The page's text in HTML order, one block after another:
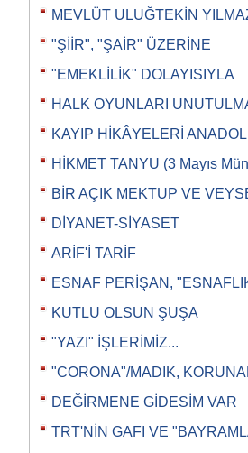
MEVLÜT ULUĞTEKİN
"ŞİİR", "ŞAİR" ÜZERİNE
"EMEKLİLİK" DOLAYISIYLA
HALK OYUNLARI
KAYIP HİKÂYELERİ
HİKMET TANYU (3 Mayıs
BİR AÇIK MEKTUP VE
DİYANET-SİYASET
ARİF'İ TARİF
ESNAF PERİŞAN,
KUTLU OLSUN ŞUŞA
"YAZI" İŞLERİMİZ...
"CORONA"/MADIK,
DEĞİRMENE GİDESİM VAR
TRT'NİN GAFI VE